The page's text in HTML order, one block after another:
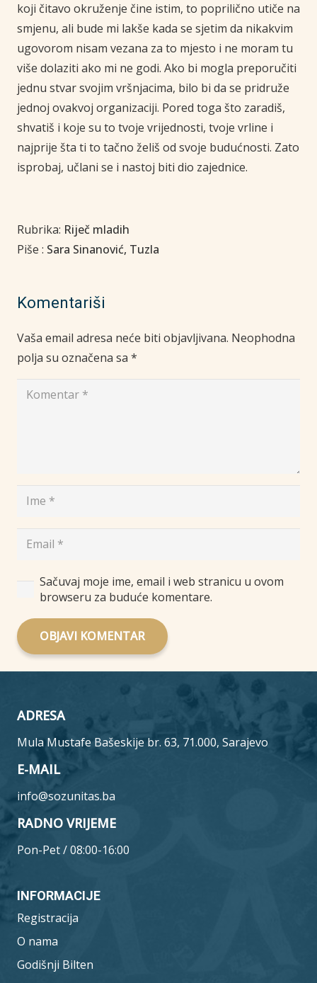
koji čitavo okruženje čine istim, to poprilično utiče na
smjenu, ali bude mi lakše kada se sjetim da nikakvim
ugovorom nisam vezana za to mjesto i ne moram tu
više dolaziti ako mi ne godi. Ako bi mogla preporučiti
jednu stvar svojim vršnjacima, bilo bi da se pridruže
jednoj ovakvoj organizaciji. Pored toga što zaradiš,
shvatiš i koje su to tvoje vrijednosti, tvoje vrline i
najprije šta ti to tačno želiš od svoje budućnosti. Zato
isprobaj, učlani se i nastoj biti dio zajednice.
Rubrika: Riječ mladih
Piše : Sara Sinanović, Tuzla
Komentariši
Vaša email adresa neće biti objavljivana. Neophodna
polja su označena sa *
Sačuvaj moje ime, email i web stranicu u ovom
browseru za buduće komentare.
OBJAVI KOMENTAR
ADRESA
Mula Mustafe Bašeskije br. 63, 71.000, Sarajevo
E-MAIL
info@sozunitas.ba
RADNO VRIJEME
Pon-Pet / 08:00-16:00
INFORMACIJE
Registracija
O nama
Godišnji Bilten